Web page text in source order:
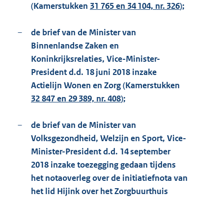
(Kamerstukken 31 765 en 34 104, nr. 326);
–
de brief van de Minister van
Binnenlandse Zaken en
Koninkrijksrelaties, Vice-Minister-
President d.d. 18 juni 2018 inzake
Actielijn Wonen en Zorg (Kamerstukken
32 847 en 29 389, nr. 408);
–
de brief van de Minister van
Volksgezondheid, Welzijn en Sport, Vice-
Minister-President d.d. 14 september
2018 inzake toezegging gedaan tijdens
het notaoverleg over de initiatiefnota van
het lid Hijink over het Zorgbuurthuis